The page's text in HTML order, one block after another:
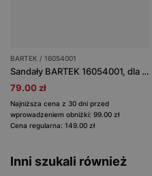
BARTEK / 16054001
Sandały BARTEK 16054001, dla dziewcząt, szary
79.00 zł
Najniższa cena z 30 dni przed
wprowadzeniem obniżki: 99.00 zł
Cena regularna: 149.00 zł
Inni szukali również